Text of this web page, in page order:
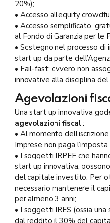
20%);
• Accesso all’equity
• Accesso semplificato,
al Fondo di Garanzia per le
• Sostegno nel processo di
start up da parte
• Fail-fast: ovvero non
innovative alla disciplina
Agevolazioni
Una start up innovativa
agevolazioni fiscali:
• Al momento
Imprese non paga
• I soggetti IRPEF che
start up innovativa,
del capitale investito. Per
necessario mantenere il
per almeno 3 anni;
• I soggetti IRES (ossia
dal reddito il 30% del